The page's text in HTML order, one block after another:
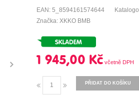
EAN: 5_8594161574644
Značka: XKKO BMB
1 945,00 Kč
PŘIDAT DO KOŠÍKU